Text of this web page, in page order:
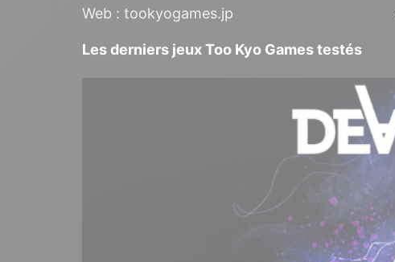
Web : tookyogames.jp
Les derniers jeux Too Kyo Games testés